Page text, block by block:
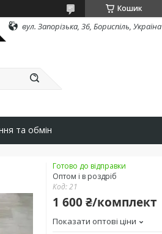
Кошик
вул. Запорізька, 36, Бориспіль, Україна
та обмін
Готово до відправки
Оптом і в роздріб
Код:21
1 600 ₴/комплект
Показати оптові ціни